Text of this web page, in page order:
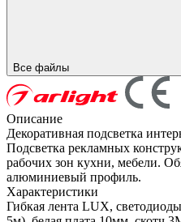
Все файлы
Описание
Декоративная подсветка
Подсветка рекламных
рабочих зон кухни, мебели.
алюминиевый профиль.
Характеристики
Гибкая лента LUX,